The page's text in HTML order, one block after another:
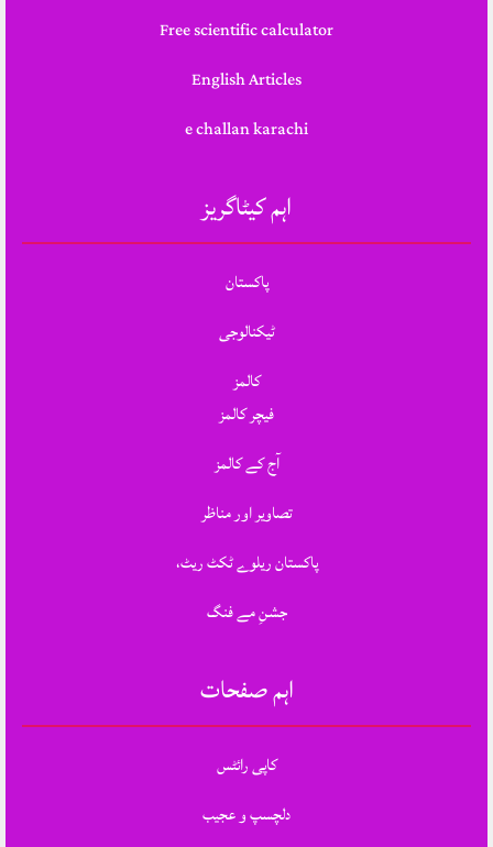
Free scientific calculator
English Articles
e challan karachi
اہم کیٹاگریز
پاکستان
ٹیکنالوجی
کالمز
فیچر کالمز
آج کے کالمز
تصاویر اور مناظر
پاکستان ریلوے ٹکٹ ریٹ،
جشنِ مے فنگ
اہم صفحات
کاپی رائٹس
دلچسپ و عجیب